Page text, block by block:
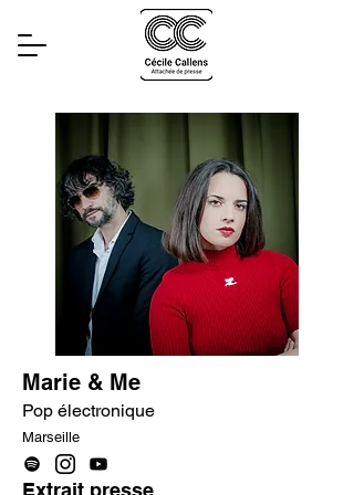
Marie & Me
Pop électronique
Marseille
Extrait presse